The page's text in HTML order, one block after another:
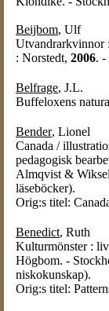
Beijbom, Ulf
Utvandrarkvinnor
: Norstedt, 2006. -
Belfrage, J.L.
Buffeloxens
Bender, Lionel
Canada /
pedagogisk
Almqvist &
läseböcker).
Orig:s titel:
Benedict, Ruth
Kulturmönster :
Högbom. -
niskokunskap).
Orig:s titel: